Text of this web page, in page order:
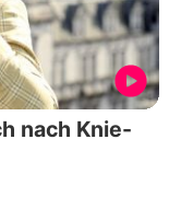
nach Knie-